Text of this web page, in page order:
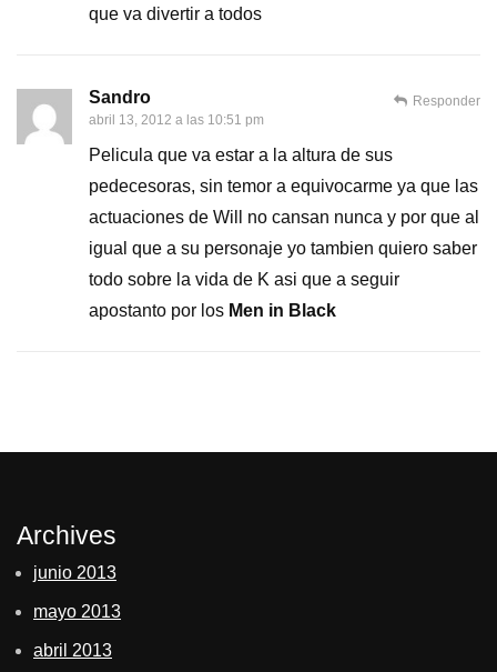
que va divertir a todos
Sandro
abril 13, 2012 a las 10:51 pm
Pelicula que va estar a la altura de sus
pedecesoras, sin temor a equivocarme ya que las
actuaciones de Will no cansan nunca y por que al
igual que a su personaje yo tambien quiero saber
todo sobre la vida de K asi que a seguir
apostanto por los Men in Black
Responder
Archives
junio 2013
mayo 2013
abril 2013